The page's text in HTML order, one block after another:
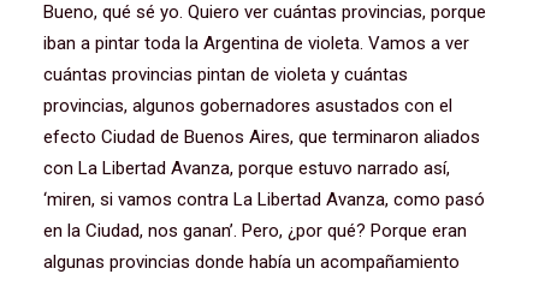
Bueno, qué sé yo. Quiero ver cuántas provincias, porque
iban a pintar toda la Argentina de violeta. Vamos a ver
cuántas provincias pintan de violeta y cuántas
provincias, algunos gobernadores asustados con el
efecto Ciudad de Buenos Aires, que terminaron aliados
con La Libertad Avanza, porque estuvo narrado así,
‘miren, si vamos contra La Libertad Avanza, como pasó
en la Ciudad, nos ganan’. Pero, ¿por qué? Porque eran
algunas provincias donde había un acompañamiento